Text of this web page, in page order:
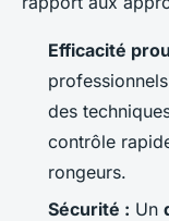
Efficacité
des
contrôle
rongeurs.
Sécurité : Un